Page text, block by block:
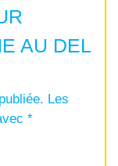
AU DEL
Les
*